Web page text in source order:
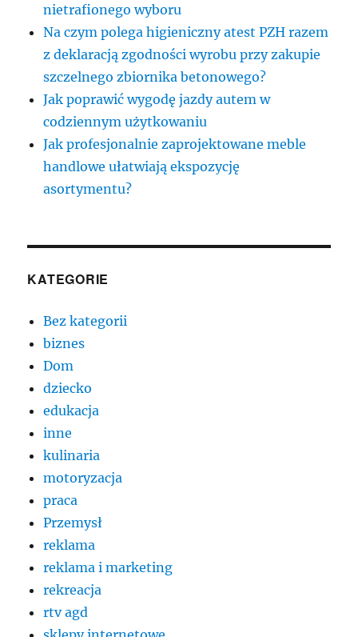
nietrafionego wyboru
Na czym polega higieniczny atest PZH razem
z deklaracją zgodności wyrobu przy zakupie
szczelnego zbiornika betonowego?
Jak poprawić wygodę jazdy autem w
codziennym użytkowaniu
Jak profesjonalnie zaprojektowane meble
handlowe ułatwiają ekspozycję
asortymentu?
KATEGORIE
Bez kategorii
biznes
Dom
dziecko
edukacja
inne
kulinaria
motoryzacja
praca
Przemysł
reklama
reklama i marketing
rekreacja
rtv agd